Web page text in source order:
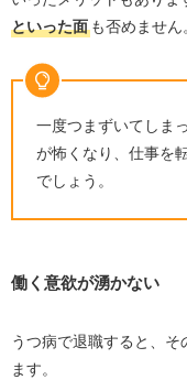
といった面も否めません
一度つまずいてしま
が怖くなり、仕事を
でしょう。
働く意欲が湧かない
うつ病で退職すると、
ます。